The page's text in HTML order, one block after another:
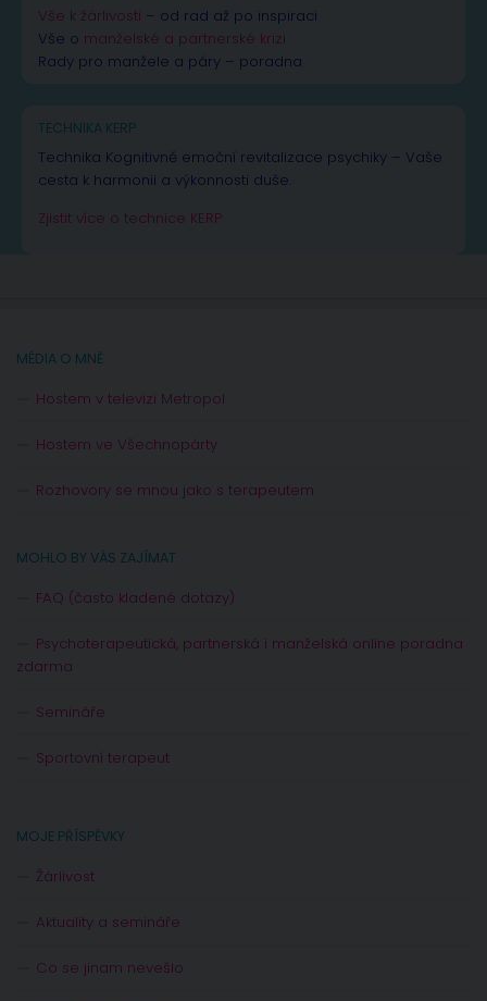
Vše k žárlivosti – od rad až po inspiraci
Vše o manželské a partnerské krizi
Rady pro manžele a páry – poradna
TECHNIKA KERP
Technika Kognitivně emoční revitalizace psychiky – Vaše
cesta k harmonii a výkonnosti duše.
Zjistit více o technice KERP
MÉDIA O MNĚ
Hostem v televizi Metropol
Hostem ve Všechnopárty
Rozhovory se mnou jako s terapeutem
MOHLO BY VÁS ZAJÍMAT
FAQ (často kladené dotazy)
Psychoterapeutická, partnerská i manželská online poradna
zdarma
Semináře
Sportovní terapeut
MOJE PŘÍSPĚVKY
Žárlivost
Aktuality a semináře
Co se jinam nevešlo